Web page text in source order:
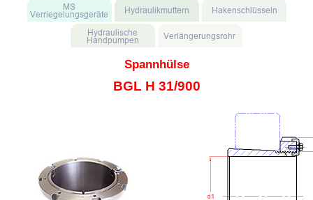
Spannhülse
BGL H 31/900